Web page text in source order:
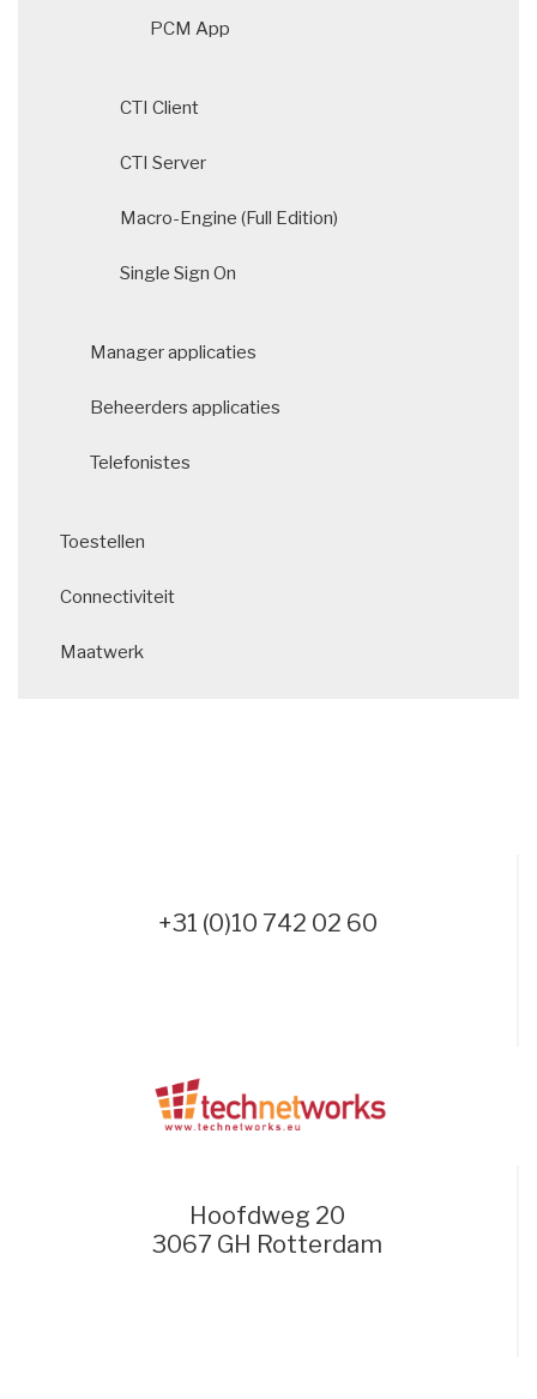
PCM App
CTI Client
CTI Server
Macro-Engine (Full Edition)
Single Sign On
Manager applicaties
Beheerders applicaties
Telefonistes
Toestellen
Connectiviteit
Maatwerk
+31 (0)10 742 02 60
Hoofdweg 20
3067 GH Rotterdam